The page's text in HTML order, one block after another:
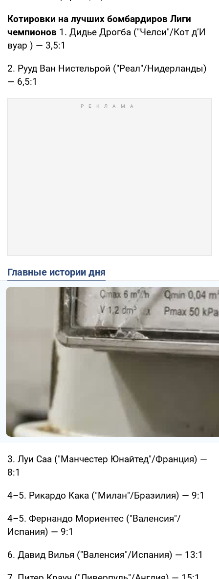
Котировки на лучших бомбардиров Лиги
чемпионов 1. Дидье Дрогба ("Челси"/Кот д’И
вуар ) — 3,5:1
2. Рууд Ван Нистельрой ("Реал"/Нидерланды)
— 6,5:1
Главные истории дня
3. Луи Саа ("Манчестер Юнайтед"/Франция) —
8:1
4–5. Рикардо Кака ("Милан"/Бразилия) — 9:1
4–5. Фернандо Мориентес ("Валенсия"/
Испания) — 9:1
6. Давид Вилья ("Валенсия"/Испания) — 13:1